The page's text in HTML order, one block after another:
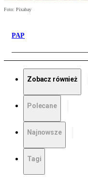
Foto: Pixabay
PAP
Zobacz również
Polecane
Najnowsze
Tagi